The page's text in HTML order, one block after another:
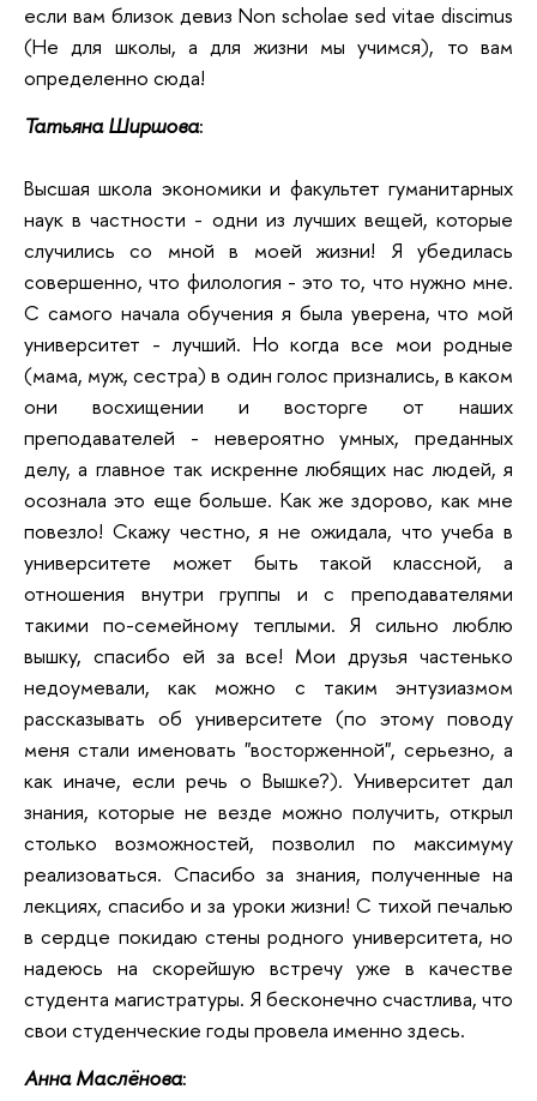
если вам близок девиз Non scholae sed vitae discimus
(Не для школы, а для жизни мы учимся), то вам
определенно сюда!
Татьяна Ширшова:
Высшая школа экономики и факультет гуманитарных
наук в частности - одни из лучших вещей, которые
случились со мной в моей жизни! Я убедилась
совершенно, что филология - это то, что нужно мне.
С самого начала обучения я была уверена, что мой
университет - лучший. Но когда все мои родные
(мама, муж, сестра) в один голос признались, в каком
они восхищении и восторге от наших
преподавателей - невероятно умных, преданных
делу, а главное так искренне любящих нас людей, я
осознала это еще больше. Как же здорово, как мне
повезло! Скажу честно, я не ожидала, что учеба в
университете может быть такой классной, а
отношения внутри группы и с преподавателями
такими по-семейному теплыми. Я сильно люблю
вышку, спасибо ей за все! Мои друзья частенько
недоумевали, как можно с таким энтузиазмом
рассказывать об университете (по этому поводу
меня стали именовать "восторженной", серьезно, а
как иначе, если речь о Вышке?). Университет дал
знания, которые не везде можно получить, открыл
столько возможностей, позволил по максимуму
реализоваться. Спасибо за знания, полученные на
лекциях, спасибо и за уроки жизни! С тихой печалью
в сердце покидаю стены родного университета, но
надеюсь на скорейшую встречу уже в качестве
студента магистратуры. Я бесконечно счастлива, что
свои студенческие годы провела именно здесь.
Анна Маслёнова: